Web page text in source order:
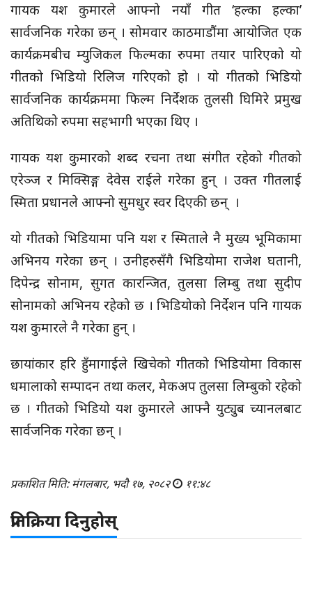
गायक यश कुमारले आफ्नो नयाँ गीत ‘हल्का हल्का’
सार्वजनिक गरेका छन् । सोमवार काठमाडौंमा आयोजित एक
कार्यक्रमबीच म्युजिकल फिल्मका रुपमा तयार पारिएको यो
गीतको भिडियो रिलिज गरिएको हो । यो गीतको भिडियो
सार्वजनिक कार्यक्रममा फिल्म निर्देशक तुलसी घिमिरे प्रमुख
अतिथिको रुपमा सहभागी भएका थिए ।
गायक यश कुमारको शब्द रचना तथा संगीत रहेको गीतको
एरेञ्ज र मिक्सिङ्ग देवेस राईले गरेका हुन् । उक्त गीतलाई
स्मिता प्रधानले आफ्नो सुमधुर स्वर दिएकी छन् ।
यो गीतको भिडियामा पनि यश र स्मिताले नै मुख्य भूमिकामा
अभिनय गरेका छन् । उनीहरुसँगै भिडियोमा राजेश घतानी,
दिपेन्द्र सोनाम, सुगत कारन्जित, तुलसा लिम्बु तथा सुदीप
सोनामको अभिनय रहेको छ । भिडियोको निर्देशन पनि गायक
यश कुमारले नै गरेका हुन् ।
छायांकार हरि हुँमागाईले खिचेको गीतको भिडियोमा विकास
धमालाको सम्पादन तथा कलर, मेकअप तुलसा लिम्बुको रहेको
छ । गीतको भिडियो यश कुमारले आफ्नै युट्युब च्यानलबाट
सार्वजनिक गरेका छन् ।
प्रकाशित मिति: मंगलबार, भदौ १७, २०८२ ११:४८
प्रतिक्रिया दिनुहोस्